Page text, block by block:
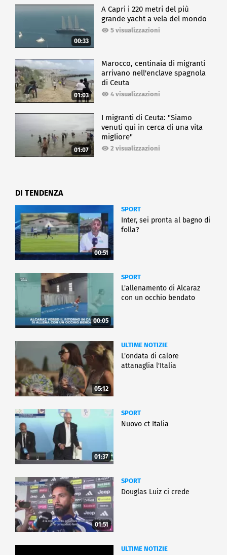
00:33
A Capri i 220 metri del più
grande yacht a vela del mondo
5 visualizzazioni
01:03
Marocco, centinaia di migranti
arrivano nell'enclave spagnola
di Ceuta
4 visualizzazioni
01:07
I migranti di Ceuta: "Siamo
venuti qui in cerca di una vita
migliore"
2 visualizzazioni
DI TENDENZA
00:51
SPORT
Inter, sei pronta al bagno di
folla?
00:05
SPORT
L'allenamento di Alcaraz
con un occhio bendato
05:12
ULTIME NOTIZIE
L'ondata di calore
attanaglia l'Italia
01:37
SPORT
Nuovo ct Italia
01:51
SPORT
Douglas Luiz ci crede
ULTIME NOTIZIE